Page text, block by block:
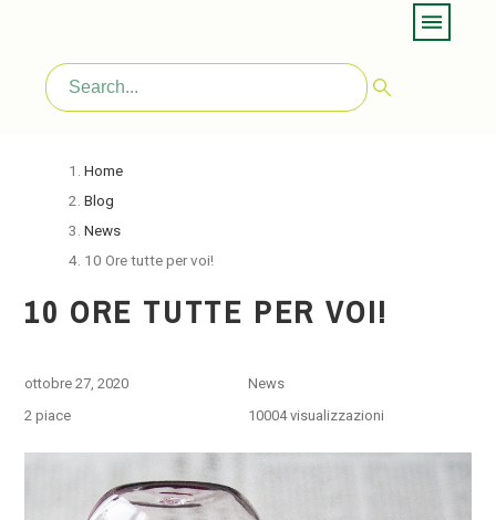
Home
Blog
News
10 Ore tutte per voi!
10 ORE TUTTE PER VOI!
ottobre 27, 2020
News
2piace 10004 visualizzazioni